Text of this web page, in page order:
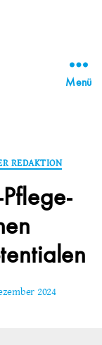
Menü
REDAKTION
2024